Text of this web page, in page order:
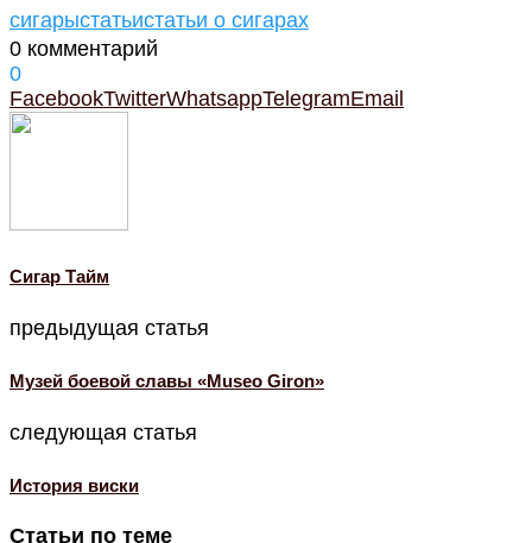
сигарыстатьистатьи о сигарах
0 комментарий
0
FacebookTwitterWhatsappTelegramEmail
Cигар Тайм
предыдущая статья
Музей боевой славы «Museo Giron»
следующая статья
История виски
Статьи по теме